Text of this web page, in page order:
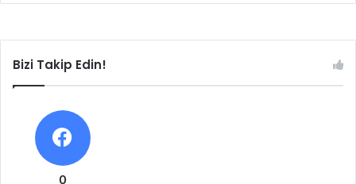
Bizi Takip Edin!
0